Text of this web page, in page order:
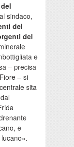
sindaco,
del
del
e
– precisa
– si
sita
e